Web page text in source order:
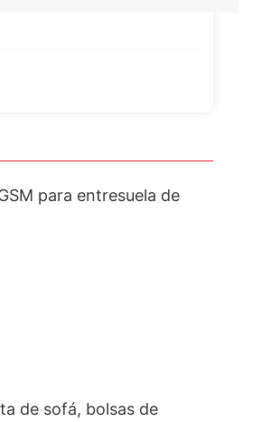
para entresuela de
de sofá, bolsas de